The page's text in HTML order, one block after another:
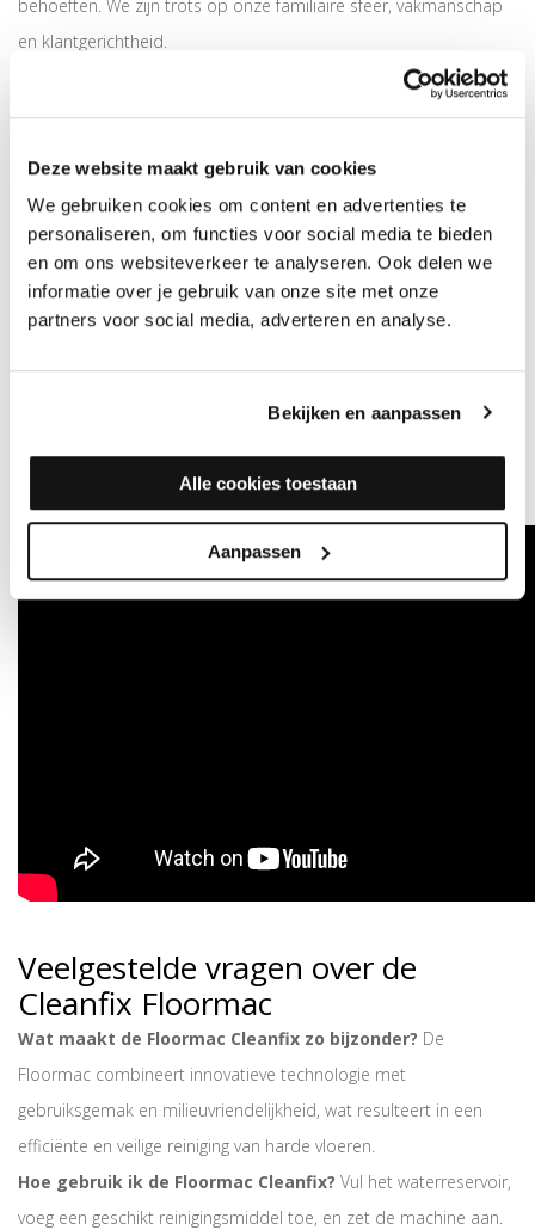
Deze website maakt gebruik van cookies
We gebruiken cookies om content en advertenties te
personaliseren, om functies voor social media te bieden
en om ons websiteverkeer te analyseren. Ook delen we
informatie over je gebruik van onze site met onze
partners voor social media, adverteren en analyse.
Bekijken en aanpassen
Alle cookies toestaan
Aanpassen
behoeften. We zijn trots op onze familiaire sfeer, vakmanschap
en klantgerichtheid.
Onze topaanbevelingen
De Cleanfix Floormac is de ideale schoonmaakmachine voor al
je harde vloeren. Dankzij zijn krachtige motor en innovatieve
borsteltechnologie zorgt de Floormac voor een diepe reiniging,
waardoor je vloer er weer als nieuw uitziet.
2. Cleanfix accessoires
levensduur van je schoonmaakmachine te verlengen en de
prestaties te optimaliseren.
Veelgestelde vragen over de
Cleanfix Floormac
Wat maakt de Floormac Cleanfix zo bijzonder? De
Floormac combineert innovatieve technologie met
gebruiksgemak en milieuvriendelijkheid, wat resulteert in een
efficiënte en veilige reiniging van harde vloeren.
Hoe gebruik ik de Floormac Cleanfix? Vul het waterreservoir,
voeg een geschikt reinigingsmiddel toe, en zet de machine aan.